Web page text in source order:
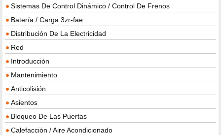
Sistemas De Control Dinámico / Control De Frenos
Batería / Carga 3zr-fae
Distribución De La Electricidad
Red
Introducción
Mantenimiento
Anticolisión
Asientos
Bloqueo De Las Puertas
Calefacción / Aire Acondicionado